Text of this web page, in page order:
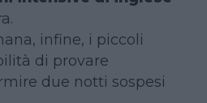
infine, i piccoli
di provare
due notti sospesi